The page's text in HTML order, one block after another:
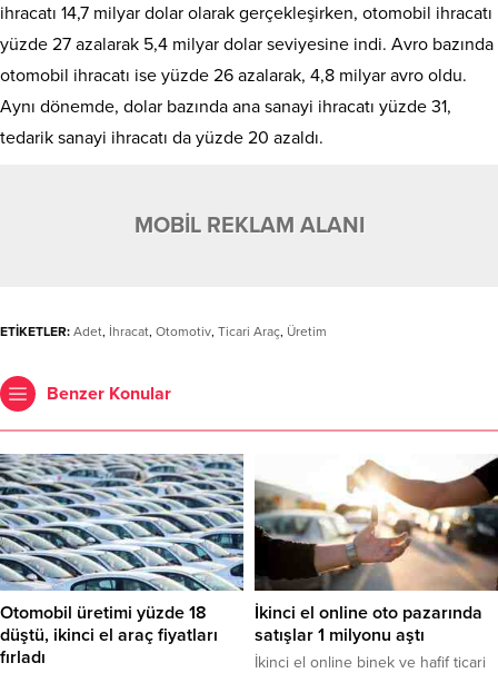
ihracatı 14,7 milyar dolar olarak gerçekleşirken, otomobil ihracatı
yüzde 27 azalarak 5,4 milyar dolar seviyesine indi. Avro bazında
otomobil ihracatı ise yüzde 26 azalarak, 4,8 milyar avro oldu.
Aynı dönemde, dolar bazında ana sanayi ihracatı yüzde 31,
tedarik sanayi ihracatı da yüzde 20 azaldı.
MOBİL REKLAM ALANI
ETİKETLER: Adet, İhracat, Otomotiv, Ticari Araç, Üretim
Benzer Konular
Otomobil üretimi yüzde 18
düştü, ikinci el araç fiyatları
fırladı
İkinci el online oto pazarında
satışlar 1 milyonu aştı
İkinci el online binek ve hafif ticari